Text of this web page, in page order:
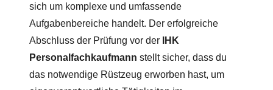
sich um komplexe und umfassende
Aufgabenbereiche handelt. Der erfolgreiche
Abschluss der Prüfung vor der
IHK
Personalfachkaufmann stellt sicher, dass du
das notwendige Rüstzeug erworben hast, um